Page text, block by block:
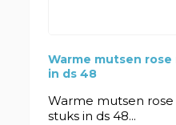
Warme mutsen
in ds 48
Warme mutsen
stuks in ds 48...